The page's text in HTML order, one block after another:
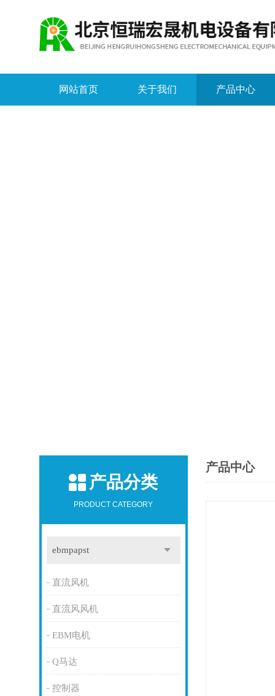
网站首页 关于我们 产品中心
产品分类
PRODUCT CATEGORY
ebmpapst
直流风机
直流风风机
EBM电机
Q马达
控制器
产品中心